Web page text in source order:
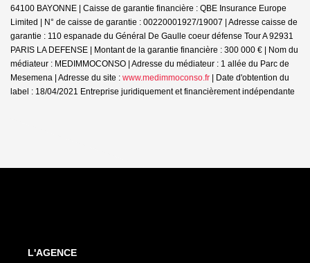
64100 BAYONNE | Caisse de garantie financière : QBE Insurance Europe
Limited | N° de caisse de garantie : 00220001927/19007 | Adresse caisse de
garantie : 110 espanade du Général De Gaulle coeur défense Tour A 92931
PARIS LA DEFENSE | Montant de la garantie financière : 300 000 € | Nom du
médiateur : MEDIMMOCONSO | Adresse du médiateur : 1 allée du Parc de
Mesemena | Adresse du site : www.medimmoconso.fr | Date d'obtention du
label : 18/04/2021 Entreprise juridiquement et financièrement indépendante
L'AGENCE